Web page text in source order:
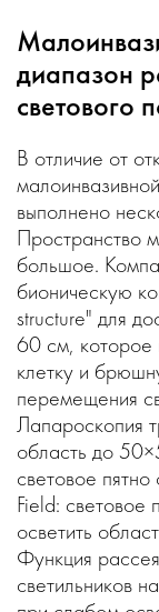
диапазон
светового
В отличие от
выполнено
Пространство
большое.
бионическую
structure" для
60 см, которое
клетку и
перемещения
Лапароскопия
область до
световое
Field:
осветить
Функция
светильников